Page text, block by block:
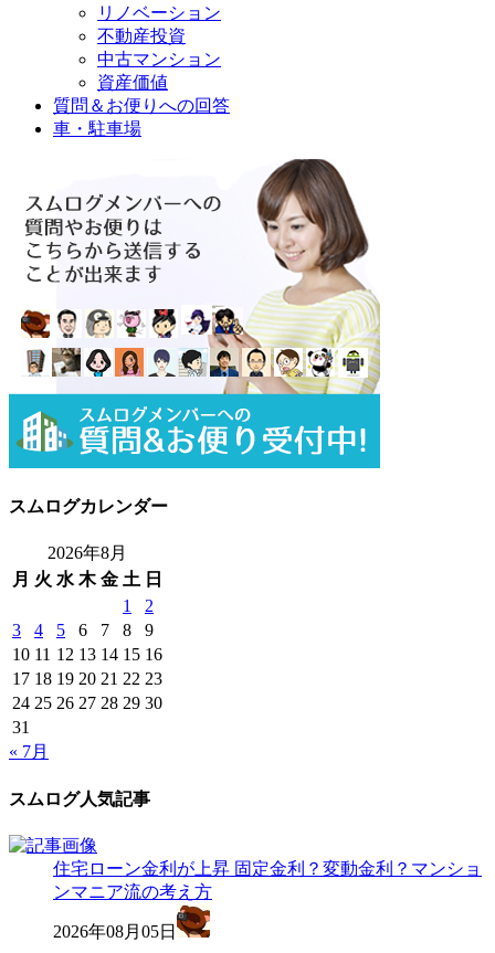
リノベーション
不動産投資
中古マンション
資産価値
質問＆お便りへの回答
車・駐車場
スムログカレンダー
2026年8月
月 火 水 木 金 土 日
1
2
3
4 5 6 7 8
9
10 11 12 13 14 15 16
17 18 19 20 21 22 23
24 25 26 27 28 29 30
31
« 7月
スムログ人気記事
住宅ローン金利が上昇 固定金利？変動金利？マンショ
ンマニア流の考え方
2026年08月05日